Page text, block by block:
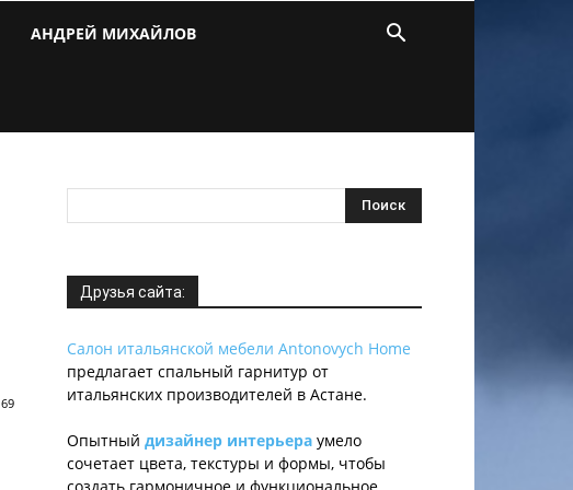
АНДРЕЙ МИХАЙЛОВ
69
Друзья сайта:
Салон итальянской мебели Antonovych Home
предлагает спальный гарнитур от
итальянских производителей в Астане.
Опытный дизайнер интерьера умело
сочетает цвета, текстуры и формы, чтобы